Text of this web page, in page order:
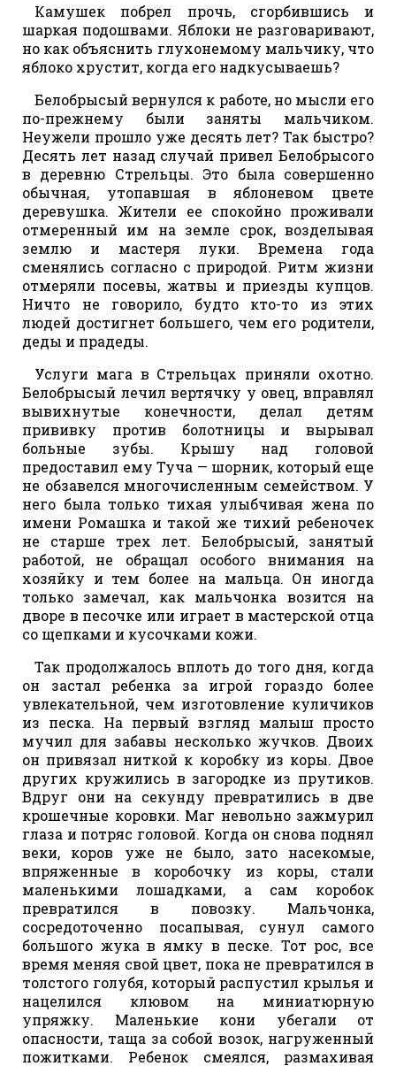
Камушек побрел прочь, сгорбившись и
шаркая подошвами. Яблоки не разговаривают,
но как объяснить глухонемому мальчику, что
яблоко хрустит, когда его надкусываешь?
Белобрысый вернулся к работе, но мысли его
по-прежнему были заняты мальчиком.
Неужели прошло уже десять лет? Так быстро?
Десять лет назад случай привел Белобрысого
в деревню Стрельцы. Это была совершенно
обычная, утопавшая в яблоневом цвете
деревушка. Жители ее спокойно проживали
отмеренный им на земле срок, возделывая
землю и мастеря луки. Времена года
сменялись согласно с природой. Ритм жизни
отмеряли посевы, жатвы и приезды купцов.
Ничто не говорило, будто кто-то из этих
людей достигнет большего, чем его родители,
деды и прадеды.
Услуги мага в Стрельцах приняли охотно.
Белобрысый лечил вертячку у овец, вправлял
вывихнутые конечности, делал детям
прививку против болотницы и вырывал
больные зубы. Крышу над головой
предоставил ему Туча — шорник, который еще
не обзавелся многочисленным семейством. У
него была только тихая улыбчивая жена по
имени Ромашка и такой же тихий ребеночек
не старше трех лет. Белобрысый, занятый
работой, не обращал особого внимания на
хозяйку и тем более на мальца. Он иногда
только замечал, как мальчонка возится на
дворе в песочке или играет в мастерской отца
со щепками и кусочками кожи.
Так продолжалось вплоть до того дня, когда
он застал ребенка за игрой гораздо более
увлекательной, чем изготовление куличиков
из песка. На первый взгляд малыш просто
мучил для забавы несколько жучков. Двоих
он привязал ниткой к коробку из коры. Двое
других кружились в загородке из прутиков.
Вдруг они на секунду превратились в две
крошечные коровки. Маг невольно зажмурил
глаза и потряс головой. Когда он снова поднял
веки, коров уже не было, зато насекомые,
впряженные в коробочку из коры, стали
маленькими лошадками, а сам коробок
превратился в повозку. Мальчонка,
сосредоточенно посапывая, сунул самого
большого жука в ямку в песке. Тот рос, все
время меняя свой цвет, пока не превратился в
толстого голубя, который распустил крылья и
нацелился клювом на миниатюрную
упряжку. Маленькие кони убегали от
опасности, таща за собой возок, нагруженный
пожитками. Ребенок смеялся, размахивая